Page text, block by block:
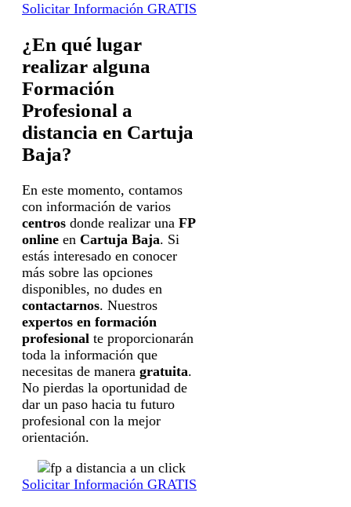
Solicitar Información GRATIS
¿En qué lugar
realizar alguna
Formación
Profesional a
distancia en Cartuja
Baja?
En este momento, contamos
con información de varios
centros donde realizar una FP
online en Cartuja Baja. Si
estás interesado en conocer
más sobre las opciones
disponibles, no dudes en
contactarnos. Nuestros
expertos en formación
profesional te proporcionarán
toda la información que
necesitas de manera gratuita.
No pierdas la oportunidad de
dar un paso hacia tu futuro
profesional con la mejor
orientación.
Solicitar Información GRATIS